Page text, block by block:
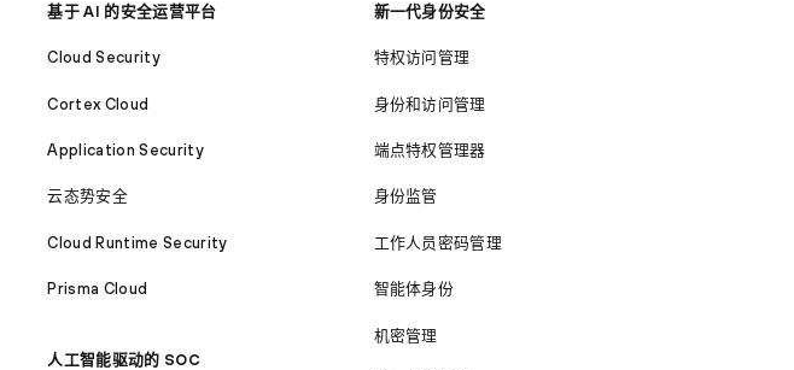
基于 AI 的安全运营平台
Cloud Security
Cortex Cloud
Application Security
云态势安全
Cloud Runtime Security
Prisma Cloud
人工智能驱动的 SOC
新一代身份安全
特权访问管理
身份和访问管理
端点特权管理器
身份监管
工作人员密码管理
智能体身份
机密管理